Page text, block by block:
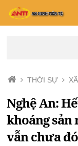
THỜI SỰ
Nghệ An:
khoáng sản
vẫn chưa